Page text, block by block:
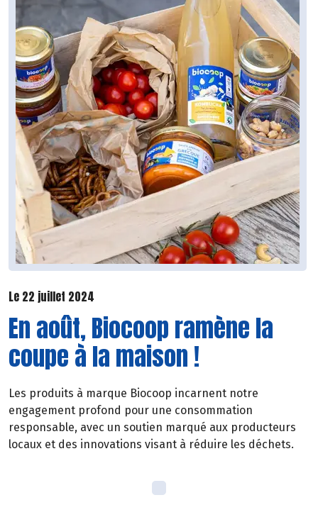
Le 22 juillet 2024
En août, Biocoop ramène la
coupe à la maison !
Les produits à marque Biocoop incarnent notre
engagement profond pour une consommation
responsable, avec un soutien marqué aux producteurs
locaux et des innovations visant à réduire les déchets.